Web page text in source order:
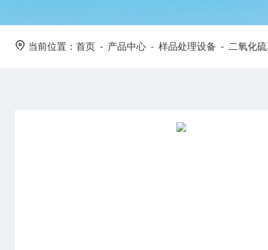
当前位置： 首页 - 产品中心 - 样品处理设备 - 二氧化